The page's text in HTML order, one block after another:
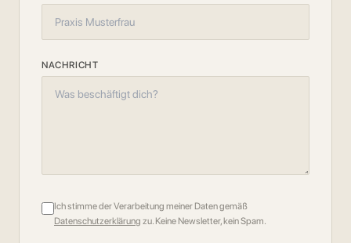
NACHRICHT
Ich stimme der Verarbeitung meiner Daten gemäß
Datenschutzerklärung zu. Keine Newsletter, kein Spam.